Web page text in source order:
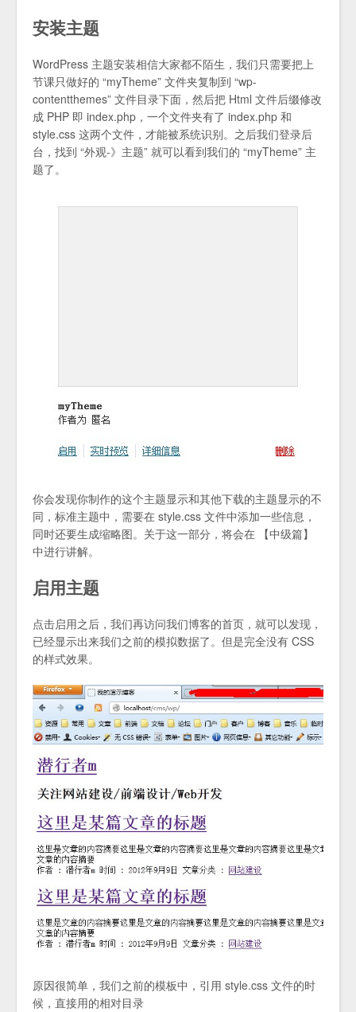
安装主题
WordPress 主题安装相信大家都不陌生，我们只需要把上
节课只做好的 “myTheme” 文件夹复制到 “wp-
contentthemes” 文件目录下面，然后把 Html 文件后缀修改
成 PHP 即 index.php，一个文件夹有了 index.php 和
style.css 这两个文件，才能被系统识别。之后我们登录后
台，找到 “外观-》主题” 就可以看到我们的 “myTheme” 主
题了。
你会发现你制作的这个主题显示和其他下载的主题显示的不
同，标准主题中，需要在 style.css 文件中添加一些信息，
同时还要生成缩略图。关于这一部分，将会在 【中级篇】
中进行讲解。
启用主题
点击启用之后，我们再访问我们博客的首页，就可以发现，
已经显示出来我们之前的模拟数据了。但是完全没有 CSS
的样式效果。
原因很简单，我们之前的模板中，引用 style.css 文件的时
候，直接用的相对目录